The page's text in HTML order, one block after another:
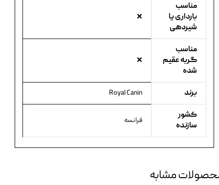
مناسب
بارداری یا
شیردهی
❌
مناسب
گربه عقیم
شده
❌
برند Royal Canin
کشور
سازنده
فرانسه
مشابه